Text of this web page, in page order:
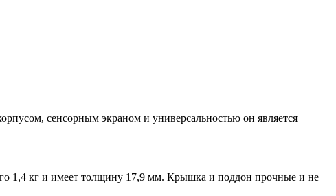
сенсорным экраном и универсальностью он является
1,4 кг и имеет толщину 17,9 мм. Крышка и поддон прочные и не